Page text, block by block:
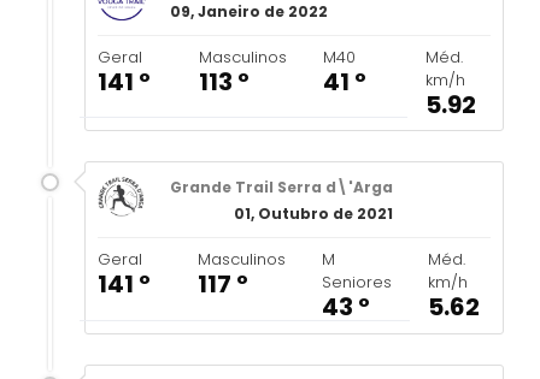
09, Janeiro de 2022
Geral
141 º
Masculinos
113 º
M40
41 º
Méd.
km/h
5.92
Grande Trail Serra d\'Arga
01, Outubro de 2021
Geral
141 º
Masculinos
117 º
M
Seniores
43 º
Méd.
km/h
5.62